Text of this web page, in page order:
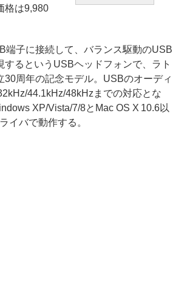
格は9,980
子に接続して、バランス駆動のUSB
するというUSBヘッドフォンで、ラト
30周年の記念モデル。USBのオーディ
44.1kHz/48kHzまでの対応とな
XP/Vista/7/8とMac OS X 10.6以
イバで動作する。